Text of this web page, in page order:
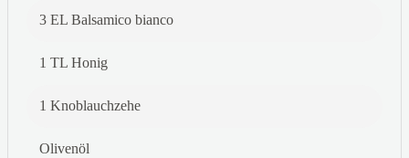
3 EL Balsamico bianco
1 TL Honig
1 Knoblauchzehe
Olivenöl